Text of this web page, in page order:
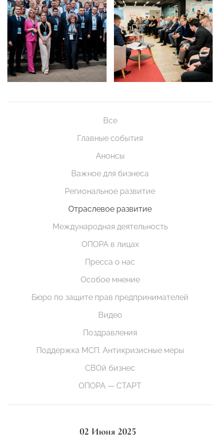
Все
Главные события
Анонсы
Важное для бизнеса
Региональное развитие
Отраслевое развитие
Международная деятельность
ОПОРА в лицах
Пресса о нас
Особое мнение
Бюро по защите прав предпринимателей
Видео
Поздравления
Поддержка МСП. Антикризисные меры
СВОй бизнес
ОПОРА — СТАРТ
02 Июня 2025